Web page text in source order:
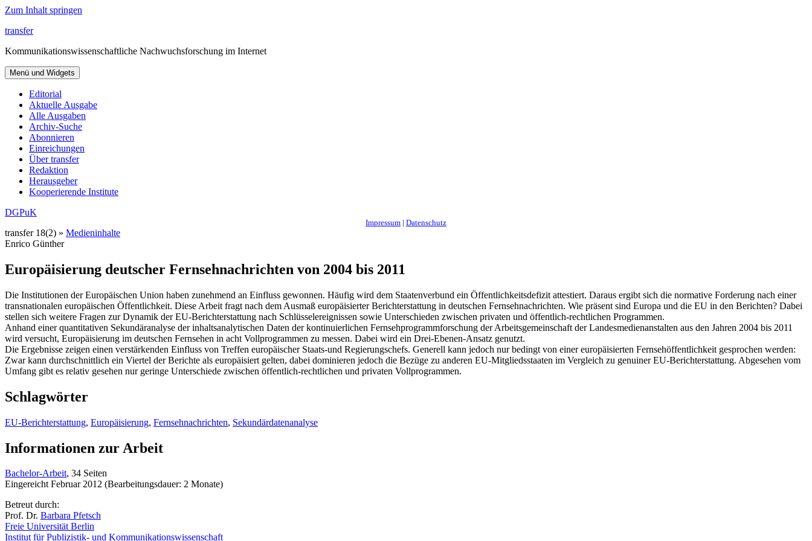
Zum Inhalt springen
transfer
Kommunikationswissenschaftliche Nachwuchsforschung im Internet
Menü und Widgets
Editorial
Aktuelle Ausgabe
Alle Ausgaben
Archiv-Suche
Abonnieren
Einreichungen
Über transfer
Redaktion
Herausgeber
Kooperierende Institute
DGPuK
Impressum | Datenschutz
transfer 18(2) » Medieninhalte
Enrico Günther
Europäisierung deutscher Fernsehnachrichten von 2004 bis 2011
Die Institutionen der Europäischen Union haben zunehmend an Einfluss gewonnen. Häufig wird dem Staatenverbund ein Öffentlichkeitsdefizit attestiert. Daraus ergibt sich die normative Forderung nach einer
transnationalen europäischen Öffentlichkeit. Diese Arbeit fragt nach dem Ausmaß europäisierter Berichterstattung in deutschen Fernsehnachrichten. Wie präsent sind Europa und die EU in den Berichten? Dabei
stellen sich weitere Fragen zur Dynamik der EU-Berichterstattung nach Schlüsselereignissen sowie Unterschieden zwischen privaten und öffentlich-rechtlichen Programmen.
Anhand einer quantitativen Sekundäranalyse der inhaltsanalytischen Daten der kontinuierlichen Fernsehprogrammforschung der Arbeitsgemeinschaft der Landesmedienanstalten aus den Jahren 2004 bis 2011
wird versucht, Europäisierung im deutschen Fernsehen in acht Vollprogrammen zu messen. Dabei wird ein Drei-Ebenen-Ansatz genutzt.
Die Ergebnisse zeigen einen verstärkenden Einfluss von Treffen europäischer Staats-und Regierungschefs. Generell kann jedoch nur bedingt von einer europäisierten Fernsehöffentlichkeit gesprochen werden:
Zwar kann durchschnittlich ein Viertel der Berichte als europäisiert gelten, dabei dominieren jedoch die Bezüge zu anderen EU-Mitgliedsstaaten im Vergleich zu genuiner EU-Berichterstattung. Abgesehen vom
Umfang gibt es relativ gesehen nur geringe Unterschiede zwischen öffentlich-rechtlichen und privaten Vollprogrammen.
Schlagwörter
EU-Berichterstattung, Europäisierung, Fernsehnachrichten, Sekundärdatenanalyse
Informationen zur Arbeit
Bachelor-Arbeit, 34 Seiten
Eingereicht Februar 2012 (Bearbeitungsdauer: 2 Monate)
Betreut durch:
Prof. Dr. Barbara Pfetsch
Freie Universität Berlin
Institut für Publizistik- und Kommunikationswissenschaft